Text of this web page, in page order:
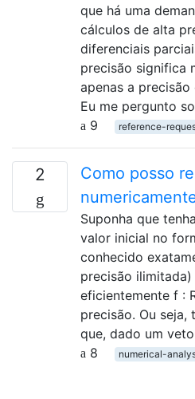
que há uma
cálculos de alta
diferenciais
precisão significa
apenas a
Eu me pergunto
9
reference-
2
Como posso
Suponha que
valor inicial no
conhecido
precisão
eficientemente f :
precisão. Ou seja,
que, dado um
8
numerical-